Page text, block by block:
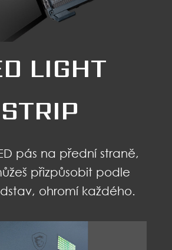
LIGHT
STRIP
pás na přední straně,
přizpůsobit podle
ohromí každého.